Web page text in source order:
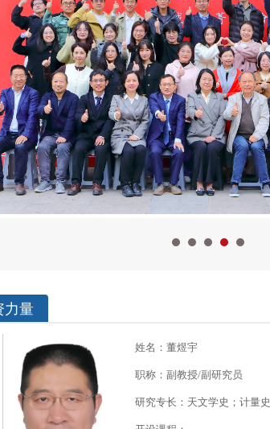
力量
姓名：董煜宇
职称：副教授/副研究员
研究专长：天文学史；计量